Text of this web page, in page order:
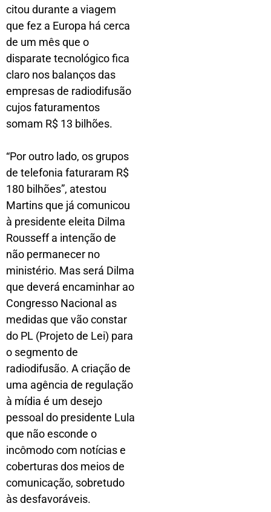
citou durante a viagem
que fez a Europa há cerca
de um mês que o
disparate tecnológico fica
claro nos balanços das
empresas de radiodifusão
cujos faturamentos
somam R$ 13 bilhões.
“Por outro lado, os grupos
de telefonia faturaram R$
180 bilhões”, atestou
Martins que já comunicou
à presidente eleita Dilma
Rousseff a intenção de
não permanecer no
ministério. Mas será Dilma
que deverá encaminhar ao
Congresso Nacional as
medidas que vão constar
do PL (Projeto de Lei) para
o segmento de
radiodifusão. A criação de
uma agência de regulação
à mídia é um desejo
pessoal do presidente Lula
que não esconde o
incômodo com notícias e
coberturas dos meios de
comunicação, sobretudo
às desfavoráveis.